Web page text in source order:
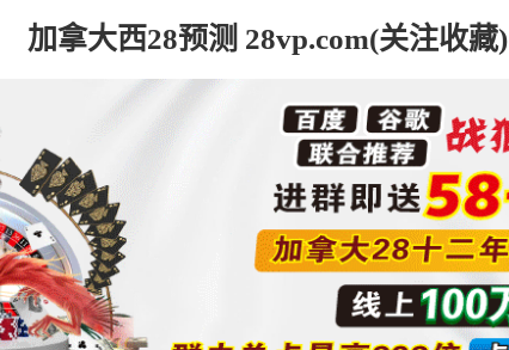
加拿大西28预测 28vp.com(关注收藏)